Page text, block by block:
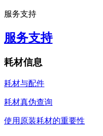
服务支持
服务支持
耗材信息
耗材与配件
耗材真伪查询
使用原装耗材的重要性